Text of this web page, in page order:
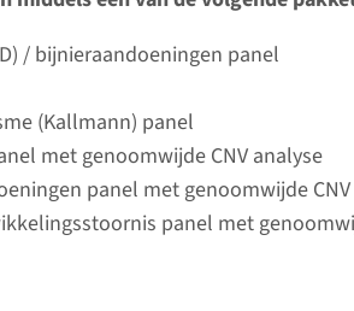
/ bijnieraandoeningen panel
(Kallmann) panel
met genoomwijde CNV analyse
panel met genoomwijde
panel met